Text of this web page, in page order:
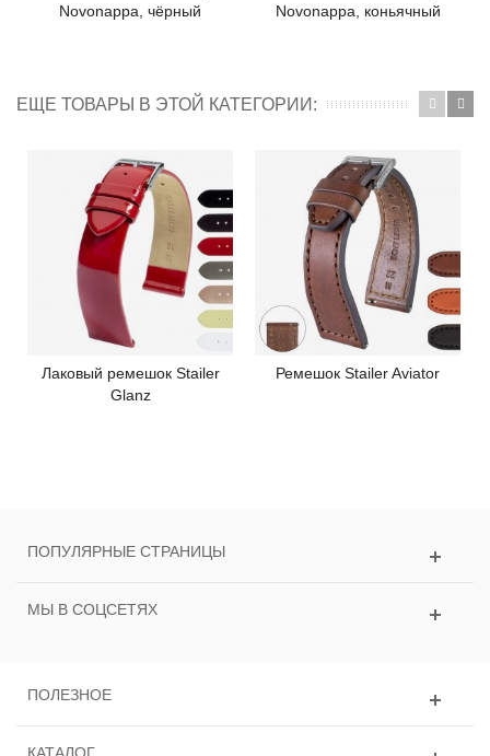
Novonappa, чёрный
Novonappa, коньячный
ЕЩЕ ТОВАРЫ В ЭТОЙ КАТЕГОРИИ:
Лаковый ремешок Stailer
Glanz
Ремешок Stailer Aviator
ПОПУЛЯРНЫЕ СТРАНИЦЫ
МЫ В СОЦСЕТЯХ
ПОЛЕЗНОЕ